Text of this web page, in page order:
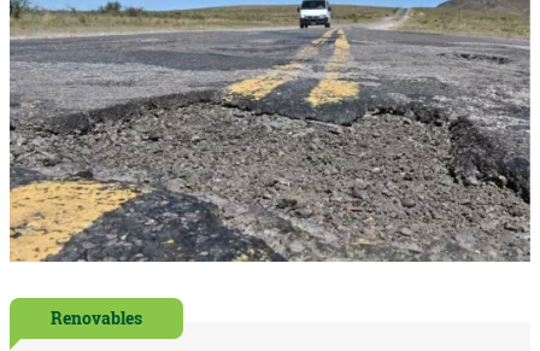
Renovables